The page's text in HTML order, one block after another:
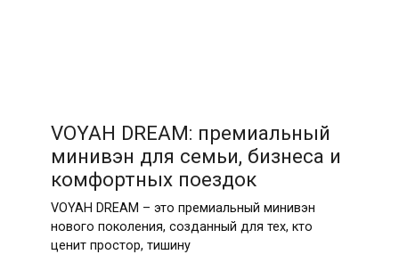
VOYAH DREAM: премиальный
минивэн для семьи, бизнеса и
комфортных поездок
VOYAH DREAM – это премиальный минивэн
нового поколения, созданный для тех, кто
ценит простор, тишину